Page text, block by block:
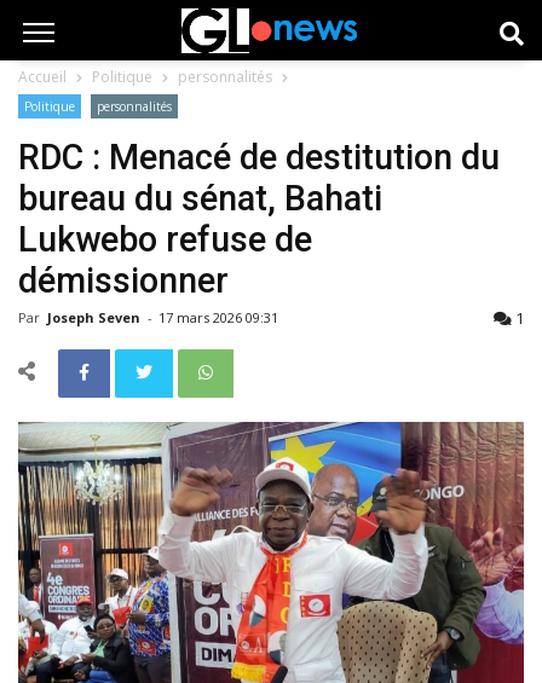
Accueil Politique personnalités
Politique personnalités
RDC : Menacé de destitution du
bureau du sénat, Bahati
Lukwebo refuse de
démissionner
Par Joseph Seven - 17 mars 2026 09:31 1